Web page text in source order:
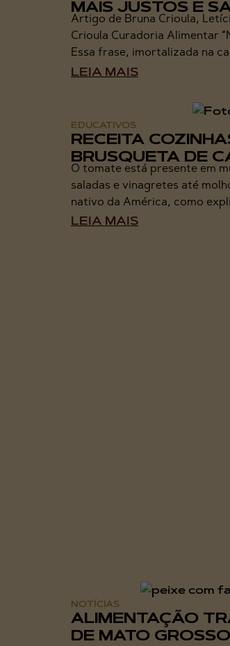
MAIS JUSTOS E
Artigo de Bruna Crioula,
Crioula Curadoria Alimentar
Essa frase, imortalizada na
LEIA MAIS
EDUCATIVOS
RECEITA
BRUSQUETA DE
O tomate está presente em
saladas e vinagretes até
nativo da América, como
LEIA MAIS
NOTÍCIAS
ALIMENTAÇÃO
DE MATO